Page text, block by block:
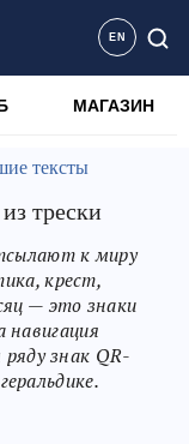
EN
МАГАЗИН
тексты
трески
к миру
крест,
— это знаки
навигация
знак QR-